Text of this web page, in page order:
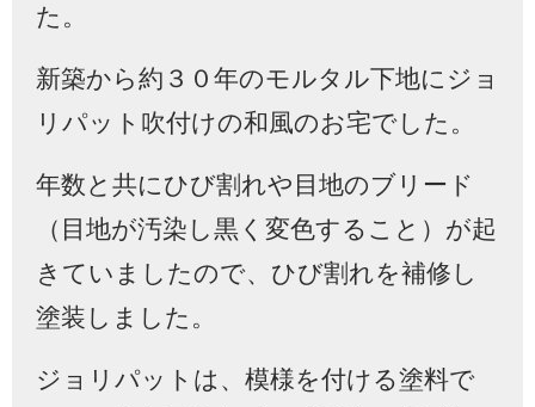
た。
新築から約３０年のモルタル下地にジョ
リパット吹付けの和風のお宅でした。
年数と共にひび割れや目地のブリード
（目地が汚染し黒く変色すること）が起
きていましたので、ひび割れを補修し
塗装しました。
ジョリパットは、模様を付ける塗料で